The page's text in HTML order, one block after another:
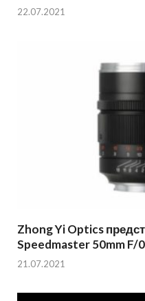
22.07.2021
Zhong Yi Optics
Speedmaster 50mm F/
21.07.2021